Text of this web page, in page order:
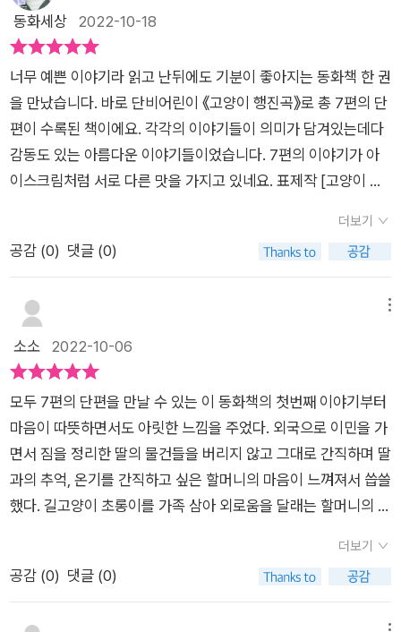
진곡>에서는 7편의 이야기를 만날 수 있다. 우리 주변에서 만날
수 있는 사람들의 이야기이다. 표제작은 따뜻하면서도 슬픈 이야
을 담고 있다. 딸과 함께 할 수 없으니 그녀와의 추억이 담겨있는
피아노라도 가리고 있으려는 마음이 느껴져 조금은 슬퍼진다. 할
머니와 초롱이의 인연도 눈여겨보게 된다. 모두가 외면하는 길고
양이지만 할머니에게는 의미가 있고 눈망울이 초롱초롱해서 '초
롱이'라는 이름을 지어준다. 김춘수 시인의 '꽃'이 생각나는 장면
이다. 할머니의 피아노처럼 사람들도 추억이 담긴 물건이 있을 것
이다. 이야기를 보며 누군가와의 추억을 떠올리게 된다. <말랑
까. 언니, 형이 입던 옷이나 물건을 물려받는 일이 많다. 새것을
가지고 싶은 마음이 이해된다. 손재주가 좋은 아빠를 탓해야 하는
걸까. 그랬다면 다른 친구들처럼 새 자전거를 가질 수 있었을
까. 7편의 이야기들을 만나면서 다양한 감정들을 느낀다. 미소를
짓게 하거나 슬프고 화나는 일들도 있다. 다양한 감정들을 느끼면
서 우리 주변에 있는 사람들을 돌아보게 한다.
동화세상 2022-10-18
너무 예쁜 이야기라 읽고 난뒤에도 기분이 좋아지는 동화책 한 권
을 만났습니다. 바로 단비어린이 《고양이 행진곡》로 총 7편의 단
편이 수록된 책이에요. 각각의 이야기들이 의미가 담겨있는데다
감동도 있는 아름다운 이야기들이었습니다. 7편의 이야기가 아
이스크림처럼 서로 다른 맛을 가지고 있네요. 표제작 [고양이 행
니 집에 커다란 피아노가 왔어요. 피아오는 할머니의 딸이 미국으
로 가게 되면서 할머니 집으로 오게 된 거죠. 할머니는 딸의 손때
묻는 물건들을 가지고 있으면 돌아올까 싶어서 피아노를 받아두
었지만, 아무도 거들떠 보지 않는 피아노는 자신의 신세처럼 보이
기만 했지요. 하지만 초롱이와 초롱이를 돌봐주는 또다른 친구 유
미가 할머니의 좋은 친구가 되어줄 듯 싶네요. [말랑말랑 자전거]
자전거가 부러워 자신의 낡은 자전거를 공원에 버리고 왔다가 형
에게 들키지요. 새 자전거를 갖고 싶지만 아빠는 고치면 된다고
호통이네요. 기호는 그런 체인이 늘어진 낡은 민우의 자전거를
'말랑말랑 자전거'라 부르며 놀립니다. 새 자전거를 타는 기호가
부럽기만 한 민우는 며칠 째 자전거를 거들떠 보지도 않습니다.
그런데 기호가 새 자전거를 잃어버리고 울고 있지 뭐에요. 민우는
낡은 자전거를 타고 기호의 자전거를 찾으러 다닙니다. 겨우 찾은
호를 위로하네요. 그렇게 말랑말랑 자전거 2호가 탄생하게 됩니
더보기
공감 (0) 댓글 (0)
소소 2022-10-06
모두 7편의 단편을 만날 수 있는 이 동화책의 첫번째 이야기부터
마음이 따뜻하면서도 아릿한 느낌을 주었다. 외국으로 이민을 가
면서 짐을 정리한 딸의 물건들을 버리지 않고 그대로 간직하며 딸
과의 추억, 온기를 간직하고 싶은 할머니의 마음이 느껴져서 씁쓸
했다. 길고양이 초롱이를 가족 삼아 외로움을 달래는 할머니의 모
켠이 아프기도 했다. 초롱이를 해코지 하거나 싫어하지 않고 함께
살아가는 생명체로 받아들여주고, 초롱이를 괴롭히는 아이를 혼
더보기
공감 (0) 댓글 (0)